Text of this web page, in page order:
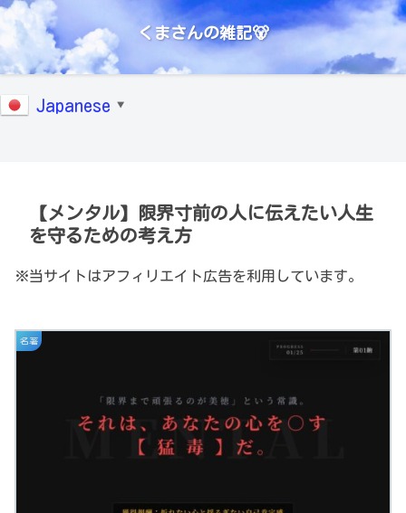
くまさんの雑記🐻
Japanese ▼
【メンタル】限界寸前の人に伝えたい人生
を守るための考え方
※当サイトはアフィリエイト広告を利用しています。
名著